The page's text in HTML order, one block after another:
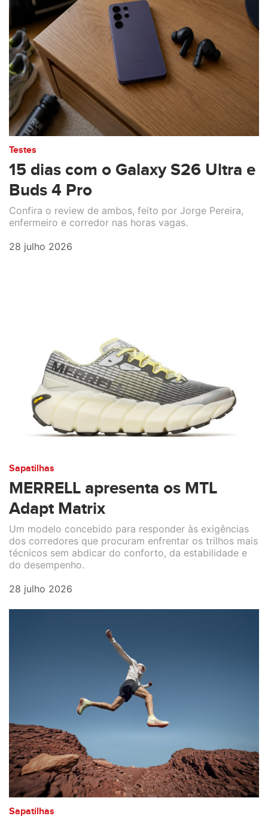
Testes
15 dias com o Galaxy S26 Ultra e
Buds 4 Pro
Confira o review de ambos, feito por Jorge Pereira,
enfermeiro e corredor nas horas vagas.
28 julho 2026
Sapatilhas
MERRELL apresenta os MTL
Adapt Matrix
Um modelo concebido para responder às exigências
dos corredores que procuram enfrentar os trilhos mais
técnicos sem abdicar do conforto, da estabilidade e
do desempenho.
28 julho 2026
Sapatilhas